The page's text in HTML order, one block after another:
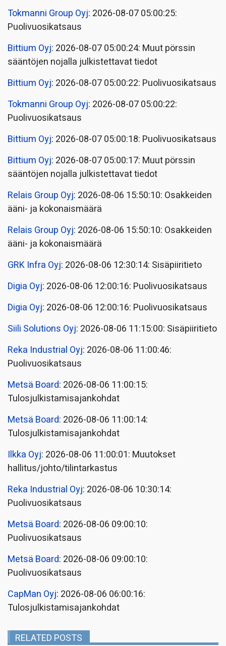
Tokmanni Group Oyj: 2026-08-07 05:00:25:
Puolivuosikatsaus
Bittium Oyj: 2026-08-07 05:00:24: Muut pörssin
sääntöjen nojalla julkistettavat tiedot
Bittium Oyj: 2026-08-07 05:00:22: Puolivuosikatsaus
Tokmanni Group Oyj: 2026-08-07 05:00:22:
Puolivuosikatsaus
Bittium Oyj: 2026-08-07 05:00:18: Puolivuosikatsaus
Bittium Oyj: 2026-08-07 05:00:17: Muut pörssin
sääntöjen nojalla julkistettavat tiedot
Relais Group Oyj: 2026-08-06 15:50:10: Osakkeiden
ääni- ja kokonaismäärä
Relais Group Oyj: 2026-08-06 15:50:10: Osakkeiden
ääni- ja kokonaismäärä
GRK Infra Oyj: 2026-08-06 12:30:14: Sisäpiiritieto
Digia Oyj: 2026-08-06 12:00:16: Puolivuosikatsaus
Digia Oyj: 2026-08-06 12:00:16: Puolivuosikatsaus
Siili Solutions Oyj: 2026-08-06 11:15:00: Sisäpiiritieto
Reka Industrial Oyj: 2026-08-06 11:00:46:
Puolivuosikatsaus
Metsä Board: 2026-08-06 11:00:15:
Tulosjulkistamisajankohdat
Metsä Board: 2026-08-06 11:00:14:
Tulosjulkistamisajankohdat
Ilkka Oyj: 2026-08-06 11:00:01: Muutokset
hallitus/johto/tilintarkastus
Reka Industrial Oyj: 2026-08-06 10:30:14:
Puolivuosikatsaus
Metsä Board: 2026-08-06 09:00:10:
Puolivuosikatsaus
Metsä Board: 2026-08-06 09:00:10:
Puolivuosikatsaus
CapMan Oyj: 2026-08-06 06:00:16:
Tulosjulkistamisajankohdat
RELATED POSTS